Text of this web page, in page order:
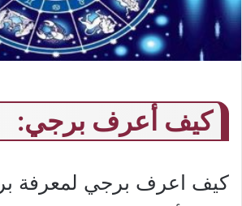
كيف أعرف برجي:
كيف اعرف برجي لمعرفة